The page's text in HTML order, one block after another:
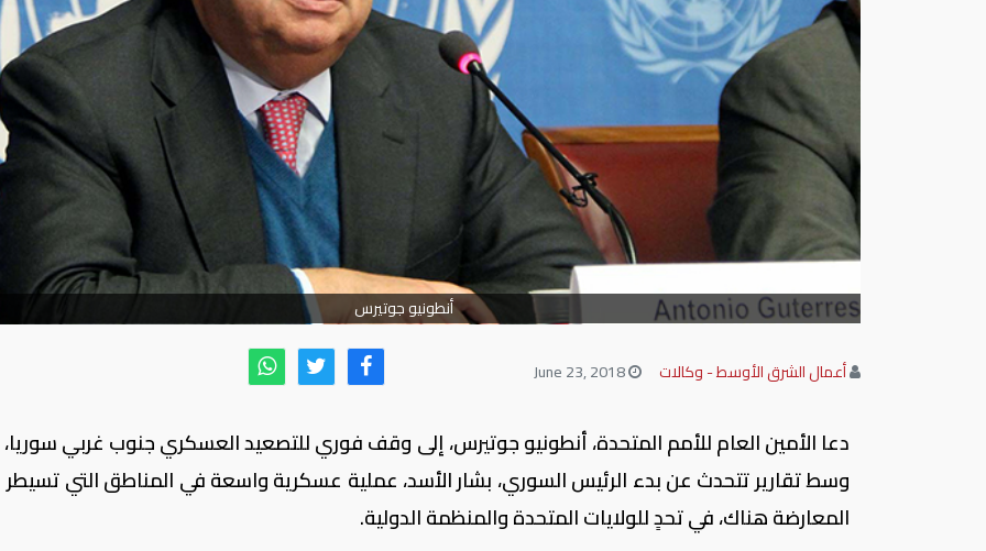
أنطونيو جوتيرس
أعمال الشرق الأوسط - وكالات
دعا الأمين العام للأمم المتحدة، أنطونيو جوتيرس، إلى وقف فوري للتصعيد العسكري جنوب غربي
وسط تقارير تتحدث عن بدء الرئيس السوري، بشار الأسد، عملية عسكرية واسعة في المناطق التي تسيطر
المعارضة هناك، في تحدٍ للولايات المتحدة والمنظمة الدولية.